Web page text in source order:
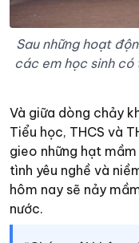
Sau những hoạt
các em học sinh có
Và giữa dòng chảy
Tiểu học, THCS và
gieo những hạt
tình yêu nghề và
hôm nay sẽ nảy
nước.